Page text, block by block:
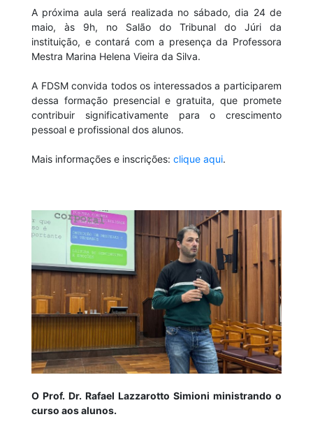
A próxima aula será realizada no sábado, dia 24 de
maio, às 9h, no Salão do Tribunal do Júri da
instituição, e contará com a presença da Professora
Mestra Marina Helena Vieira da Silva.
A FDSM convida todos os interessados a participarem
dessa formação presencial e gratuita, que promete
contribuir significativamente para o crescimento
pessoal e profissional dos alunos.
Mais informações e inscrições: clique aqui.
O Prof. Dr. Rafael Lazzarotto Simioni ministrando o
curso aos alunos.